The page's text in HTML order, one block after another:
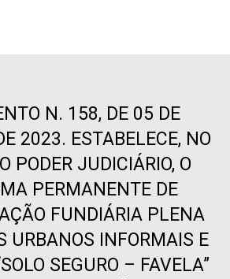
N. 158, DE 05 DE
2023. ESTABELECE, NO
PODER JUDICIÁRIO, O
PERMANENTE DE
FUNDIÁRIA PLENA
URBANOS INFORMAIS E
SEGURO – FAVELA”